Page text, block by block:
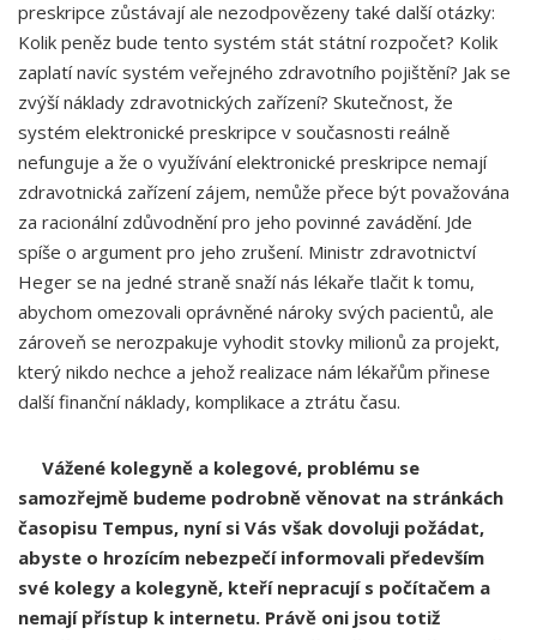
preskripce zůstávají ale nezodpovězeny také další otázky:
Kolik peněz bude tento systém stát státní rozpočet? Kolik
zaplatí navíc systém veřejného zdravotního pojištění? Jak se
zvýší náklady zdravotnických zařízení? Skutečnost, že
systém elektronické preskripce v současnosti reálně
nefunguje a že o využívání elektronické preskripce nemají
zdravotnická zařízení zájem, nemůže přece být považována
za racionální zdůvodnění pro jeho povinné zavádění. Jde
spíše o argument pro jeho zrušení. Ministr zdravotnictví
Heger se na jedné straně snaží nás lékaře tlačit k tomu,
abychom omezovali oprávněné nároky svých pacientů, ale
zároveň se nerozpakuje vyhodit stovky milionů za projekt,
který nikdo nechce a jehož realizace nám lékařům přinese
další finanční náklady, komplikace a ztrátu času.
Vážené kolegyně a kolegové, problému se
samozřejmě budeme podrobně věnovat na stránkách
časopisu Tempus, nyní si Vás však dovoluji požádat,
abyste o hrozícím nebezpečí informovali především
své kolegy a kolegyně, kteří nepracují s počítačem a
nemají přístup k internetu. Právě oni jsou totiž